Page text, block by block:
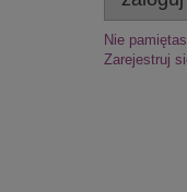
Nie
Zarejestruj